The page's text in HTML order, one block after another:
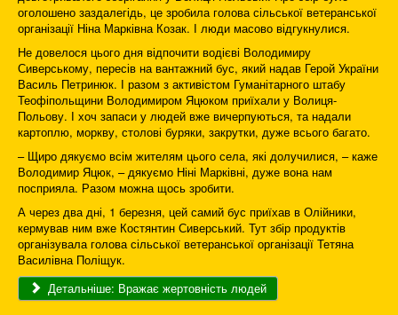
оголошено заздалегідь, це зробила голова сільської ветеранської
організації Ніна Марківна Козак. І люди масово відгукнулися.
Не довелося цього дня відпочити водієві Володимиру
Сиверському, пересів на вантажний бус, який надав Герой України
Василь Петринюк. І разом з активістом Гуманітарного штабу
Теофіпольщини Володимиром Яцюком приїхали у Волиця-
Польову. І хоч запаси у людей вже вичерпуються, та надали
картоплю, моркву, столові буряки, закрутки, дуже всього багато.
– Щиро дякуємо всім жителям цього села, які долучилися, – каже
Володимир Яцюк, – дякуємо Ніні Марківні, дуже вона нам
посприяла. Разом можна щось зробити.
А через два дні, 1 березня, цей самий бус приїхав в Олійники,
кермував ним вже Костянтин Сиверський. Тут збір продуктів
організувала голова сільської ветеранської організації Тетяна
Василівна Поліщук.
Детальніше: Вражає жертовність людей